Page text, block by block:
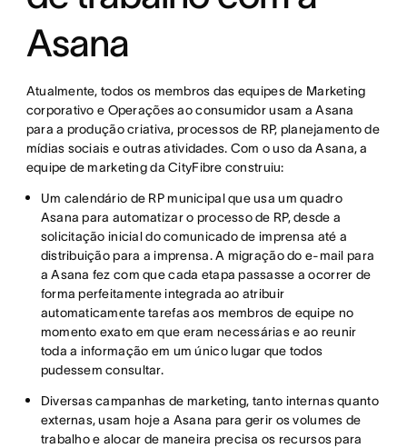
Asana
Atualmente, todos os membros das equipes de Marketing
corporativo e Operações ao consumidor usam a Asana
para a produção criativa, processos de RP, planejamento de
mídias sociais e outras atividades. Com o uso da Asana, a
equipe de marketing da CityFibre construiu:
Um calendário de RP municipal que usa um quadro
Asana para automatizar o processo de RP, desde a
solicitação inicial do comunicado de imprensa até a
distribuição para a imprensa. A migração do e-mail para
a Asana fez com que cada etapa passasse a ocorrer de
forma perfeitamente integrada ao atribuir
automaticamente tarefas aos membros de equipe no
momento exato em que eram necessárias e ao reunir
toda a informação em um único lugar que todos
pudessem consultar.
Diversas campanhas de marketing, tanto internas quanto
externas, usam hoje a Asana para gerir os volumes de
trabalho e alocar de maneira precisa os recursos para